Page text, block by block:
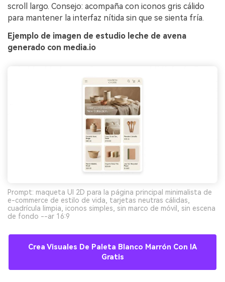
scroll largo. Consejo: acompaña con iconos gris cálido
para mantener la interfaz nítida sin que se sienta fría.
Ejemplo de imagen de estudio leche de avena
generado con media.io
Prompt: maqueta UI 2D para la página principal minimalista de
e-commerce de estilo de vida, tarjetas neutras cálidas,
cuadrícula limpia, iconos simples, sin marco de móvil, sin escena
de fondo --ar 16:9
Crea Visuales De Paleta Blanco Marrón Con IA
Gratis